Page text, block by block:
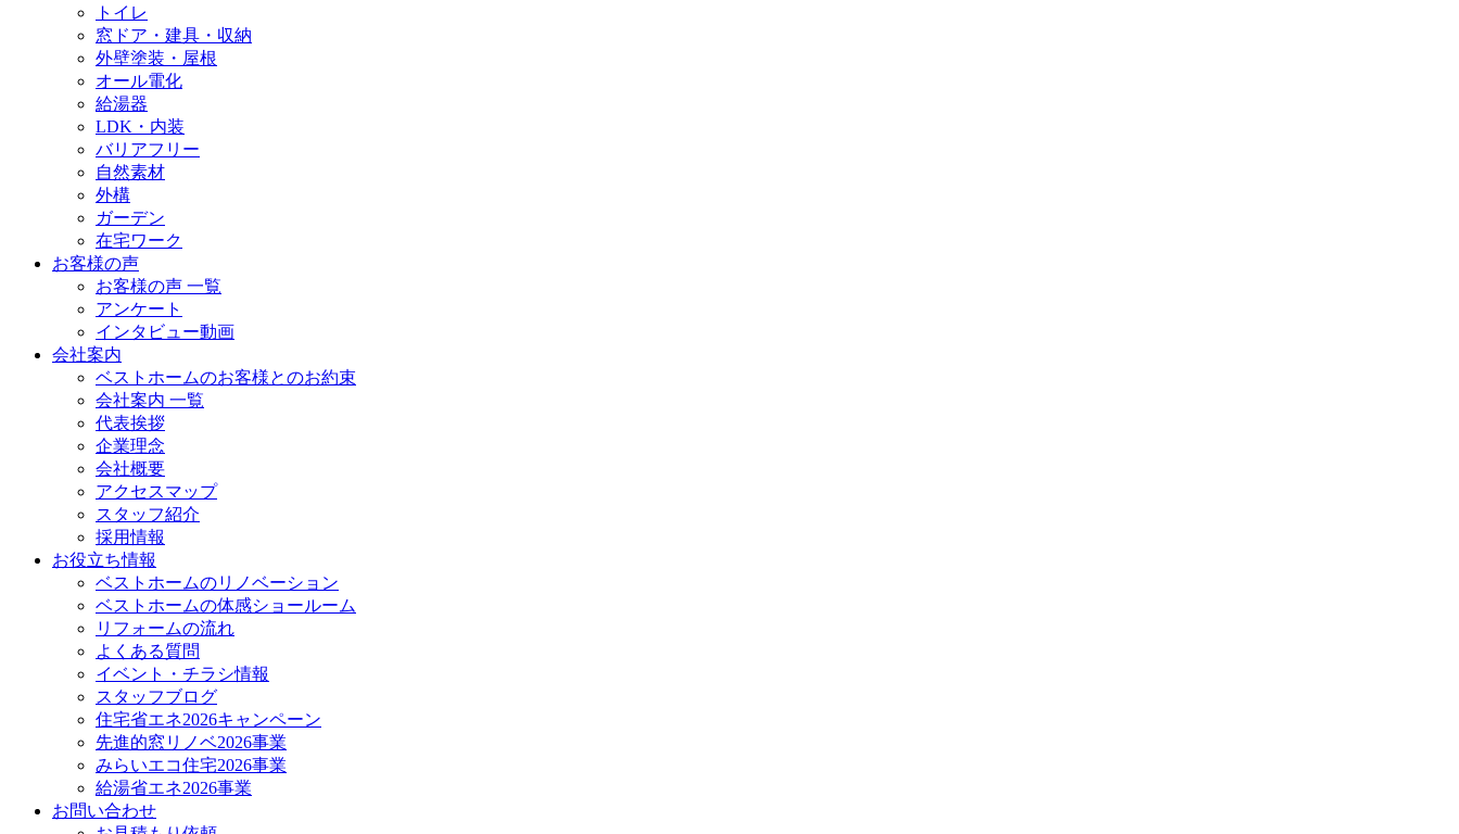
トイレ
窓ドア・建具・収納
外壁塗装・屋根
オール電化
給湯器
LDK・内装
バリアフリー
自然素材
外構
ガーデン
在宅ワーク
お客様の声
お客様の声 一覧
アンケート
インタビュー動画
会社案内
ベストホームのお客様とのお約束
会社案内 一覧
代表挨拶
企業理念
会社概要
アクセスマップ
スタッフ紹介
採用情報
お役立ち情報
ベストホームのリノベーション
ベストホームの体感ショールーム
リフォームの流れ
よくある質問
イベント・チラシ情報
スタッフブログ
住宅省エネ2026キャンペーン
先進的窓リノベ2026事業
みらいエコ住宅2026事業
給湯省エネ2026事業
お問い合わせ